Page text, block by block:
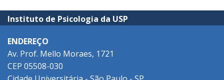
Instituto de Psicologia da USP
ENDEREÇO
Av. Prof. Mello Moraes, 1721
CEP 05508-030